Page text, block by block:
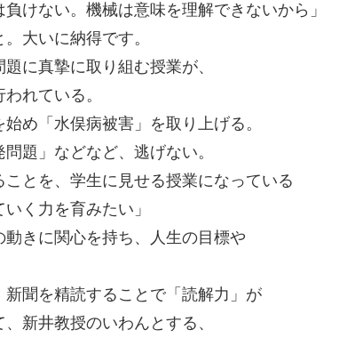
けない。機械は意味を理解できないから」
大いに納得です。
に真摯に取り組む授業が、
れている。
め「水俣病被害」を取り上げる。
題」などなど、逃げない。
とを、学生に見せる授業になっている
く力を育みたい」
きに関心を持ち、人生の目標や
聞を精読することで「読解力」が
新井教授のいわんとする、